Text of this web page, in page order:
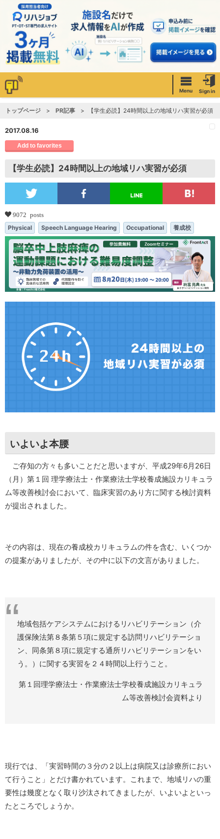
Menu Sign in
トップページ PR記事 【学生必読】24時間以上の地域リハ実習が必須
2017.08.16
Add to favorites
【学生必読】24時間以上の地域リハ実習が必須
9072 posts
Physical Speech Language Hearing Occupational 養成校
いよいよ本腰
ご存知の方々も多いことだと思いますが、平成29年6月26日
（月）第１回 理学療法士・作業療法士学校養成施設カリキュラ
ム等改善検討会において、臨床実習のあり方に関する検討資料
が提出されました。
その内容は、現在の養成校カリキュラムの件を含む、いくつか
の提案がありましたが、その中に以下の文言がありました。
地域包括ケアシステムにおけるリハビリテーション（介
護保険法第８条第５項に規定する訪問リハビリテーショ
ン、同条第８項に規定する通所リハビリテーションをい
う。）に関する実習を２４時間以上行うこと。
第１回理学療法士・作業療法士学校養成施設カリキュラ
ム等改善検討会資料より
現行では、「実習時間の３分の２以上は病院又は診療所におい
て行うこと」とだけ書かれています。これまで、地域リハの重
要性は幾度となく取り沙汰されてきましたが、いよいよといっ
たところでしょうか。